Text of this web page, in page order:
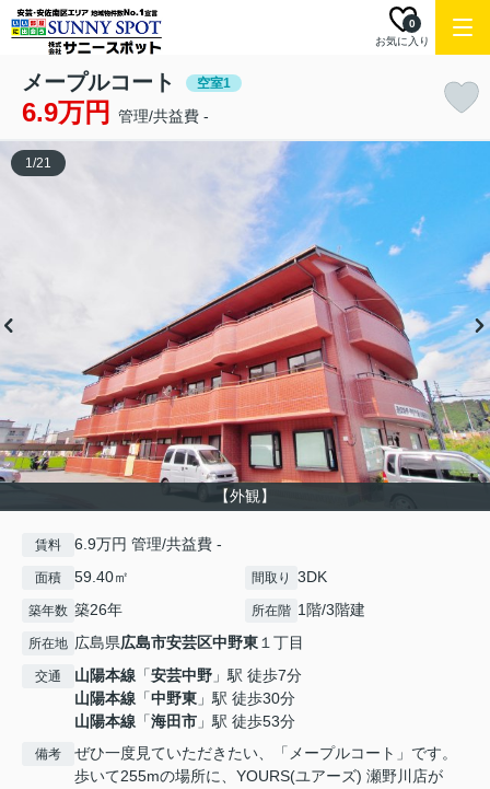
お気に入り
0
メープルコート 空室1
6.9万円 管理/共益費 -
【外観】
1/21
賃料 6.9万円 管理/共益費 -
面積 59.40㎡ 間取り 3DK
築年数 築26年 所在階 1階/3階建
所在地 広島県広島市安芸区中野東１丁目
交通 山陽本線 「安芸中野 」駅 徒歩7分
山陽本線 「中野東 」駅 徒歩30分
山陽本線 「海田市 」駅 徒歩53分
備考
ぜひ一度見ていただきたい、「メープルコート」です。
歩いて255mの場所に、YOURS(ユアーズ) 瀬野川店が